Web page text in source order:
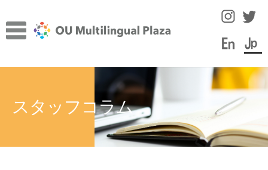
ナ
ビ
ー
コ
ン
ン TOP
施設について
サ
ニ
サ
ブ
スタッフコラム